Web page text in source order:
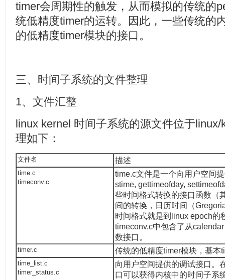
timer会周期性的触发，从而模拟的传统的
统低精度timer的运转。因此，一些传统的
的低精度timer模块的接口。
三、时间子系统的文件整理
1、文件汇整
linux kernel 时间子系统的源文件位于
理如下：
文件名 描述
time.c
timeconv.c
time.c文件是一个向用户空间
stime, gettimeofday,
些时间格式转换的接口函数（
间的转换，日历时间（
时间格式就是到linux epoch的
timeconv.c中包含了从
数接口。
timer.c 传统的低精度timer模块，基本
time_list.c
timer_status.c
向用户空间提供的调试接口。
口可以获得内核中的时间子系